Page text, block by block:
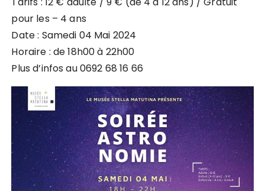
pour les – 4 ans
Date : Samedi 04 Mai 2024
Horaire : de 18h00 à 22h00
Plus d’infos au 0692 68 16 66